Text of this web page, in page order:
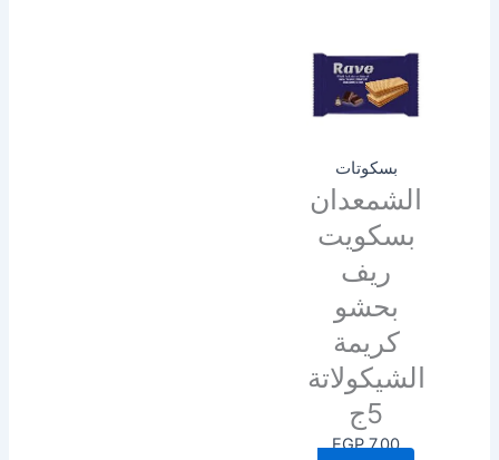
بسكوتات
الشمعدان
بسكويت
ريف
بحشو
كريمة
الشيكولاتة
5ج
EGP7.00